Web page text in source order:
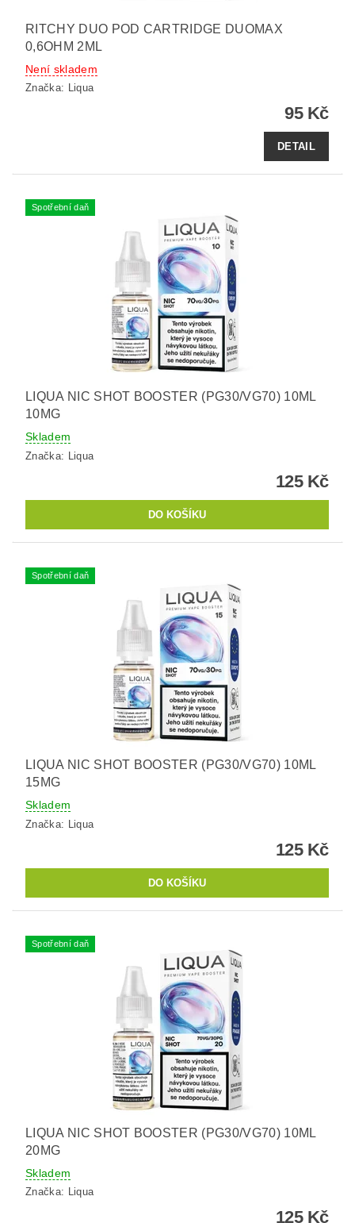
RITCHY DUO POD CARTRIDGE DUOMAX
0,6OHM 2ML
Není skladem
Značka: Liqua
95 Kč
DETAIL
Spotřební daň
LIQUA NIC SHOT BOOSTER (PG30/VG70) 10ML
10MG
Skladem
Značka: Liqua
125 Kč
Spotřební daň
LIQUA NIC SHOT BOOSTER (PG30/VG70) 10ML
15MG
Skladem
Značka: Liqua
125 Kč
Spotřební daň
LIQUA NIC SHOT BOOSTER (PG30/VG70) 10ML
20MG
Skladem
Značka: Liqua
125 Kč